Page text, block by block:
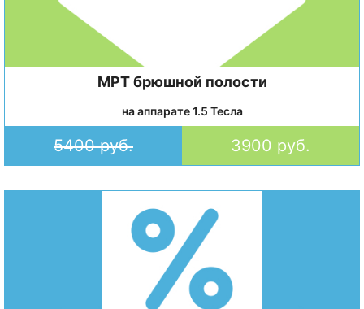
МРТ брюшной полости
на аппарате 1.5 Тесла
5400 руб. 3900 руб.